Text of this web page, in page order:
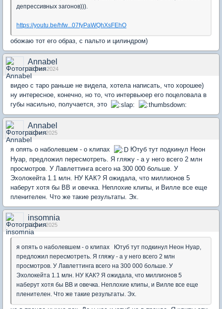
депрессивных загонов))).
https://youtu.be/hfw...07fyPaWQhXsFEhO
обожаю тот его образ, с пальто и цилиндром)
Annabel
03 Dec 2024
видео с таро раньше не видела, хотела написать, что хорошее)
ну интересное, конечно, но то, что интервьюер его поцеловала в
губы насильно, получается, это
Annabel
12 Jun 2025
я опять о наболевшем - о клипах
Ютуб тут подкинул Неон
Нуар, предложил пересмотреть. Я гляжу - а у него всего 2 млн
просмотров. У Лавлеттинга всего на 300 000 больше. У
Эхолокейта 1.1 млн. НУ КАК? Я ожидала, что миллионов 5
наберут хотя бы ВВ и овечка. Неплохие клипы, и Вилле все еще
пленителен. Что же такие результаты. Эх.
insomnia
12 Jun 2025
я опять о наболевшем - о клипах Ютуб тут подкинул Неон Нуар,
предложил пересмотреть. Я гляжу - а у него всего 2 млн
просмотров. У Лавлеттинга всего на 300 000 больше. У
Эхолокейта 1.1 млн. НУ КАК? Я ожидала, что миллионов 5
наберут хотя бы ВВ и овечка. Неплохие клипы, и Вилле все еще
пленителен. Что же такие результаты. Эх.